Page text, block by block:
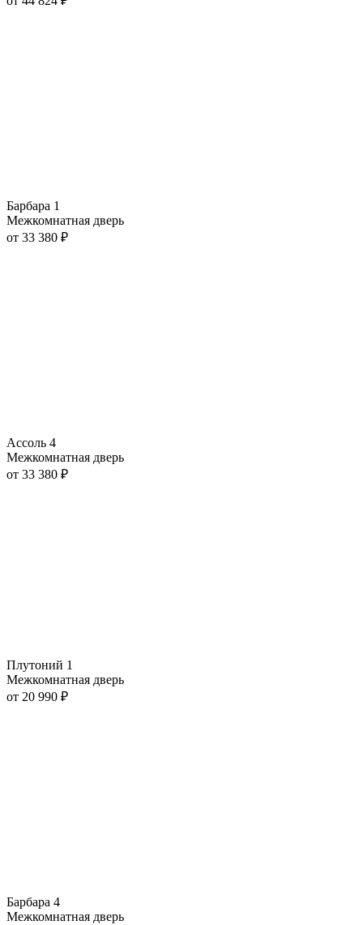
Барбара 1
Межкомнатная дверь
от 33 380 ₽
Ассоль 4
Межкомнатная дверь
от 33 380 ₽
Плутоний 1
Межкомнатная дверь
от 20 990 ₽
Барбара 4
Межкомнатная дверь